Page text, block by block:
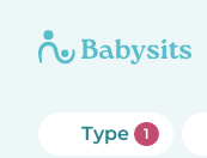
Type 1